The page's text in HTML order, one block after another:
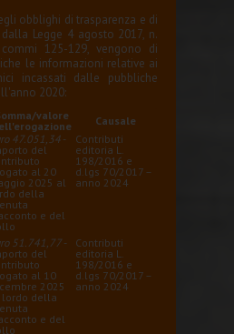
obblighi di trasparenza e di
Legge 4 agosto 2017, n.
125-129, vengono di
le informazioni relative ai
incassati dalle pubbliche
2020:
valore
Causale
47.051,34 -
del
al 20
2025 al
della
e del
Contributi
editoria L.
198/2016 e
d.lgs 70/2017 –
anno 2024
51.741,77 -
del
al 10
2025
lordo della
e del
Contributi
editoria L.
198/2016 e
d.lgs 70/2017 –
anno 2024